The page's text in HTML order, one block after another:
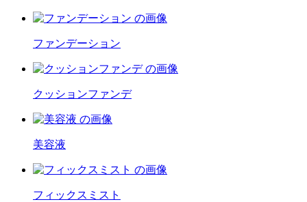
ファンデーション
クッションファンデ
美容液
フィックスミスト